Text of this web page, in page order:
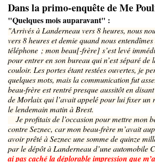
Dans la primo-enquête de Me
"Quelques mois auparavant" :
"Arrivés à Landerneau vers 8 heures, nous
vers 8 heures et demie quand nous
téléphone ; mon beau[-frère] s’est levé
pour entrer en son bureau qui n’est séparé de
couloir. Les portes étant restées ouvertes, je
quelques mots, mais la communication fut
beau-frère est rentré presque aussitôt en disant
de Morlaix qui l’avait appelé pour lui fixer un
le lendemain matin à Brest.
Je profitais de l’occasion pour mettre mon
contre Seznec, car mon beau-frère m’avait
avoir prêté à Seznec une somme de quinze
par le dépôt à Landerneau d’une automobile
ai pas caché la déplorable impression que